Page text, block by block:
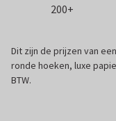
200+
Dit zijn de prijzen van
ronde hoeken, luxe
BTW.